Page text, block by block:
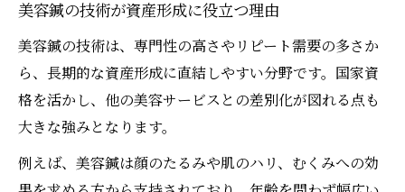
美容鍼の技術が資産形成に役立つ理由
美容鍼の技術は、専門性の高さやリピート需要の多さか
ら、長期的な資産形成に直結しやすい分野です。国家資
格を活かし、他の美容サービスとの差別化が図れる点も
大きな強みとなります。
例えば、美容鍼は顔のたるみや肌のハリ、むくみへの効